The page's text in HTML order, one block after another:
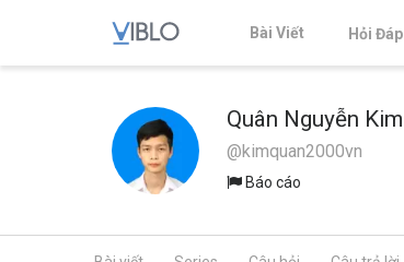
Bài Viết Hỏi Đáp
Quân Nguyễn Kim
@kimquan2000vn
Báo cáo